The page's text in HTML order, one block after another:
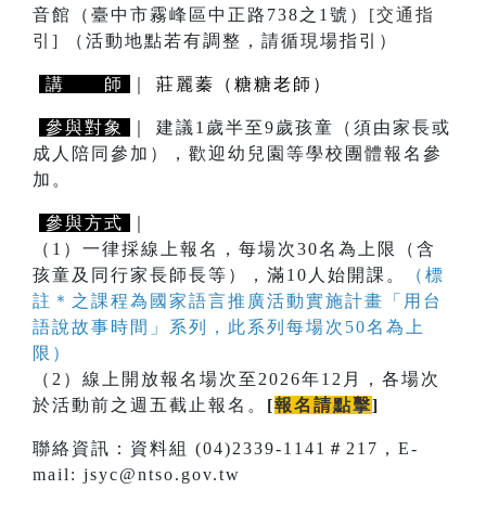
音館（臺中市霧峰區中正路738之1號） [交通指
引]
（活動地點若有調整，請循現場指引）
講 師 莊麗蓁（糖糖老師）
參與對象
｜ 建議1歲半至9歲孩童（須由家長或
成人陪同參加），歡迎幼兒園等學校團體報名參
加。
參與方式
（1）一律採線上報名，每場次30名為上限（含
孩童及同行家長師長等），滿10人始開課。
（標
註＊之課程為國家語言推廣活動實施計畫「用台
語說故事時間」系列，此系列每場次50名為上
限）
（2）線上開放報名場次至2026年12月，各場次
於活動前之週五截止報名。 [報名請點擊]
聯絡資訊：資料組 (04)2339-1141＃217，E-
mail: jsyc@ntso.gov.tw